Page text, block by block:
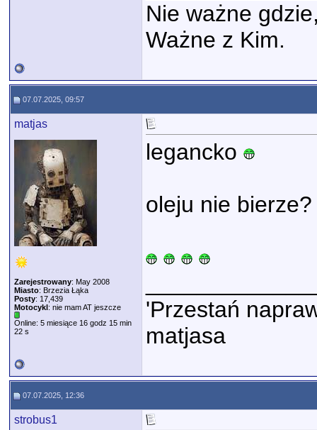
Nie ważne
Ważne z Kim.
07.07.2025, 09:57
matjas
Zarejestrowany: May 2008
Miasto: Brzezia Łąka
Posty: 17,439
Motocykl: nie mam AT jeszcze
Online: 5 miesiące 16 godz 15 min
22 s
legancko
oleju nie bierze?
'Przestań
matjasa
07.07.2025, 12:36
strobus1